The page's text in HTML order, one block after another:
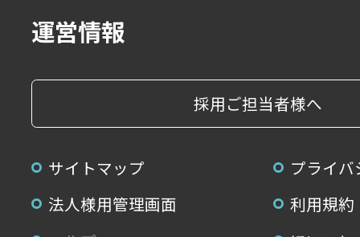
運営情報
採用ご担当者様へ
サイトマップ
プライ
法人様用管理画面
利用規約